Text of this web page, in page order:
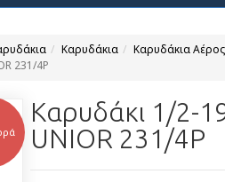
Καρυδάκια
Καρυδάκια Αέρος
231/4Ρ
Καρυδάκι 1/2-
UNIOR 231/4Ρ